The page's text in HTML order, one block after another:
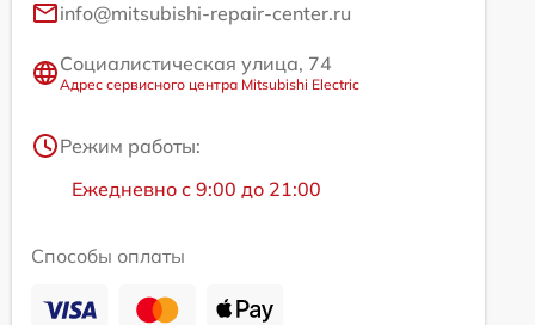
info@mitsubishi-repair-center.ru
Социалистическая улица, 74
Адрес сервисного центра Mitsubishi Electric
Режим работы:
Ежедневно с 9:00 до 21:00
Способы оплаты